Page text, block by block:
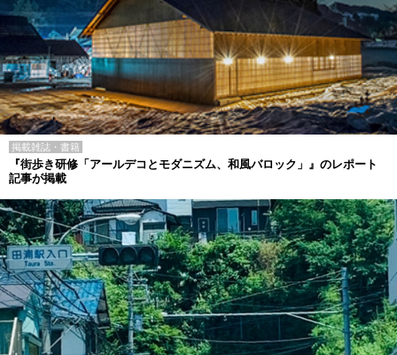
掲載雑誌・書籍
『街歩き研修「アールデコとモダニズム、和風バロック」』のレポート
記事が掲載